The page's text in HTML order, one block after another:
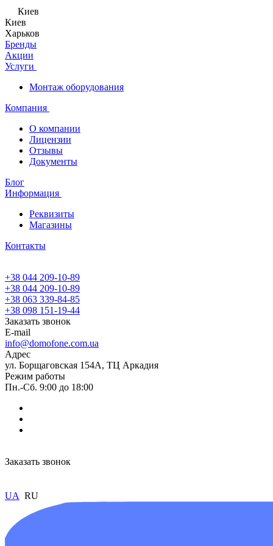
Киев
Киев
Харьков
Бренды
Акции
Услуги
Монтаж оборудования
Компания
О компании
Лицензии
Отзывы
Документы
Блог
Информация
Реквизиты
Магазины
Контакты
+38 044 209-10-89
+38 044 209-10-89
+38 063 339-84-85
+38 098 151-19-44
Заказать звонок
E-mail
info@domofone.com.ua
Адрес
ул. Борщаговская 154А, ТЦ Аркадия
Режим работы
Пн.-Сб. 9:00 до 18:00
Заказать звонок
UA RU